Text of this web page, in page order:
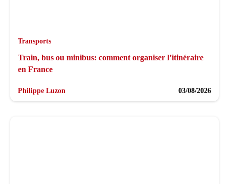
Transports
Train, bus ou minibus: comment organiser l’itinéraire
en France
Philippe Luzon 03/08/2026